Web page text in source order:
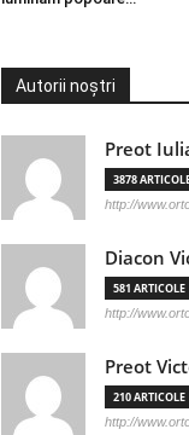
Autorii noștri
Preot
3878
http://
Diacon
581 ARTICOLE
http://
Preot
210 ARTICOLE
http://